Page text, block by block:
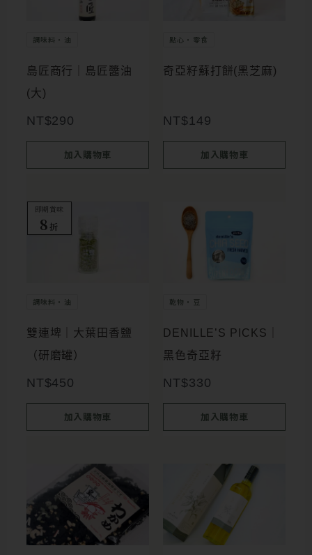
調味料・油
島匠商行｜島匠醬油
(大)
NT$290
加入購物車
點心・零食
奇亞籽蘇打餅(黑芝麻)
NT$149
加入購物車
即期賞味
8 折
調味料・油
雙連埤｜大葉田香鹽
（研磨罐）
NT$450
加入購物車
乾物・豆
DENILLE’S PICKS｜
黑色奇亞籽
NT$330
加入購物車